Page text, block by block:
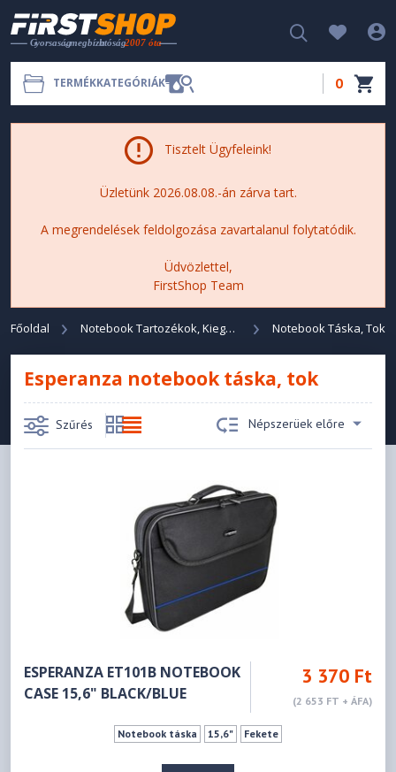
TERMÉKKATEGÓRIÁK 0
Tisztelt Ügyfeleink!
Üzletünk 2026.08.08.-án zárva tart.
A megrendelések feldolgozása zavartalanul folytatódik.
Üdvözlettel,
FirstShop Team
Főoldal Notebook Tartozékok, Kiegészítők Notebook Táska, Tok
Esperanza notebook táska, tok
Szűrés Népszerüek előre
ESPERANZA ET101B NOTEBOOK
CASE 15,6" BLACK/BLUE
3 370 Ft
(2 653 FT + ÁFA)
Notebook táska 15,6" Fekete